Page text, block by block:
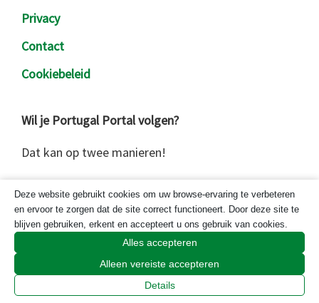
Privacy
Contact
Cookiebeleid
Wil je Portugal Portal volgen?
Dat kan op twee manieren!
Kies hier
Deze website gebruikt cookies om uw browse-ervaring te verbeteren
en ervoor te zorgen dat de site correct functioneert. Door deze site te
blijven gebruiken, erkent en accepteert u ons gebruik van cookies.
Alles accepteren
Alleen vereiste accepteren
Details